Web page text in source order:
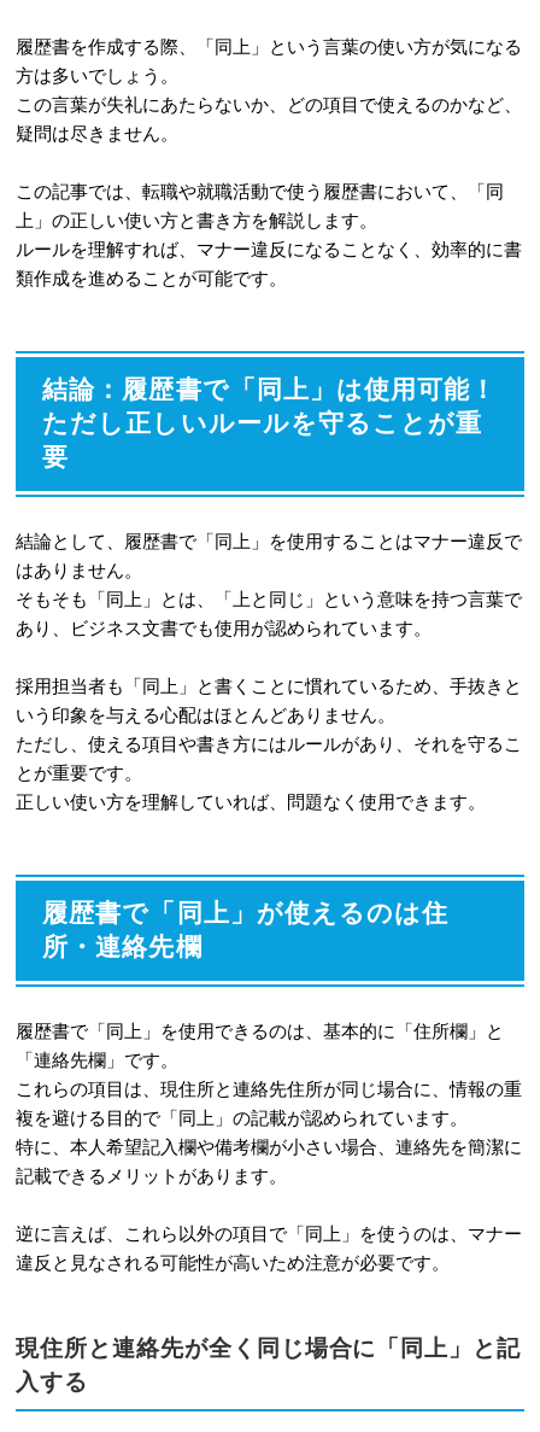
3
【要注意】履歴書で「同上」を使うべ
きではない項目
3-1 手抜きと判断されかねない「学歴・
3-2 正式名称の記載が必須な「免許・
資格」欄
5
知っておきたい！履歴書で「同上」を
記入する際の4つの注意点
5-2
統一する
なは書く必要はない
5-4 注意点4：元になる住所や連絡先は
省略せずに正確に記載する
6-1 Q. 住所は違うが電話番号が同じ場
合、「同上」は使えますか？
「同上」を使って問題ないですか？
6-3 Q. 「同上」を使わずに、すべて正
式に記入した方が丁寧な印象になります
か？
履歴書を作成する際、「同上」という言葉の使い方が気になる
方は多いでしょう。
この言葉が失礼にあたらないか、どの項目で使えるのかなど、
疑問は尽きません。
この記事では、転職や就職活動で使う履歴書において、「同
上」の正しい使い方と書き方を解説します。
ルールを理解すれば、マナー違反になることなく、効率的に書
類作成を進めることが可能です。
結論：履歴書で「同上」は使用可能！
ただし正しいルールを守ることが重
要
結論として、履歴書で「同上」を使用することはマナー違反で
はありません。
そもそも「同上」とは、「上と同じ」という意味を持つ言葉で
あり、ビジネス文書でも使用が認められています。
採用担当者も「同上」と書くことに慣れているため、手抜きと
いう印象を与える心配はほとんどありません。
ただし、使える項目や書き方にはルールがあり、それを守るこ
とが重要です。
正しい使い方を理解していれば、問題なく使用できます。
履歴書で「同上」が使えるのは住
所・連絡先欄
履歴書で「同上」を使用できるのは、基本的に「住所欄」と
「連絡先欄」です。
これらの項目は、現住所と連絡先住所が同じ場合に、情報の重
複を避ける目的で「同上」の記載が認められています。
特に、本人希望記入欄や備考欄が小さい場合、連絡先を簡潔に
記載できるメリットがあります。
逆に言えば、これら以外の項目で「同上」を使うのは、マナー
違反と見なされる可能性が高いため注意が必要です。
現住所と連絡先が全く同じ場合に「同上」と記
入する